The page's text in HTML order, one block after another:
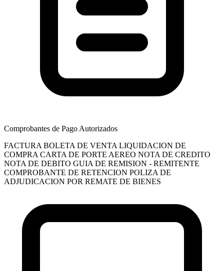
Comprobantes de Pago Autorizados
FACTURA BOLETA DE VENTA LIQUIDACION DE
COMPRA CARTA DE PORTE AEREO NOTA DE CREDITO
NOTA DE DEBITO GUIA DE REMISION - REMITENTE
COMPROBANTE DE RETENCION POLIZA DE
ADJUDICACION POR REMATE DE BIENES